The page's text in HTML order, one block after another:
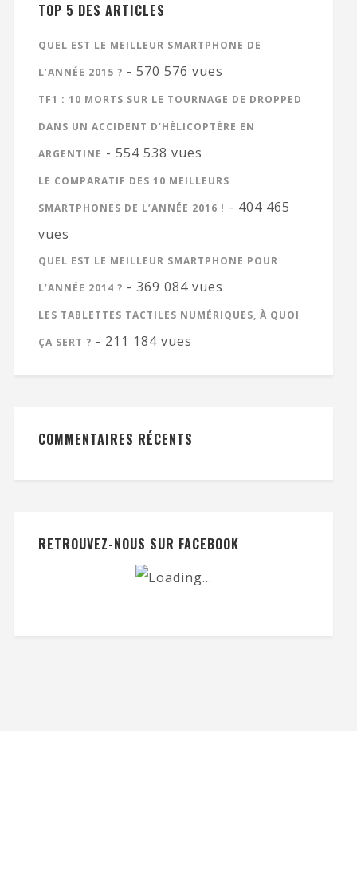
TOP 5 DES ARTICLES
QUEL EST LE MEILLEUR SMARTPHONE DE
L’ANNÉE 2015 ? - 570 576 vues
TF1 : 10 MORTS SUR LE TOURNAGE DE DROPPED
DANS UN ACCIDENT D’HÉLICOPTÈRE EN
ARGENTINE - 554 538 vues
LE COMPARATIF DES 10 MEILLEURS
SMARTPHONES DE L’ANNÉE 2016 ! - 404 465
vues
QUEL EST LE MEILLEUR SMARTPHONE POUR
L’ANNÉE 2014 ? - 369 084 vues
LES TABLETTES TACTILES NUMÉRIQUES, À QUOI
ÇA SERT ? - 211 184 vues
COMMENTAIRES RÉCENTS
RETROUVEZ-NOUS SUR FACEBOOK